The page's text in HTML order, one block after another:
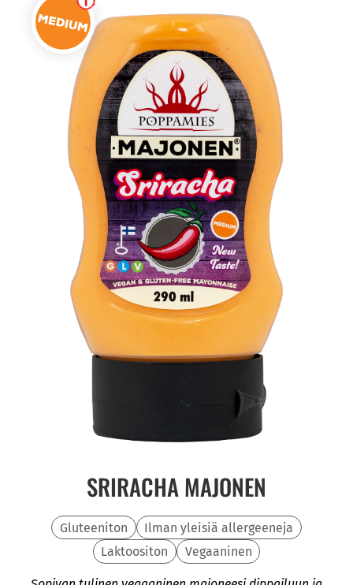
SRIRACHA MAJONEN
Gluteeniton
Ilman yleisiä allergeeneja
Laktoositon
Vegaaninen